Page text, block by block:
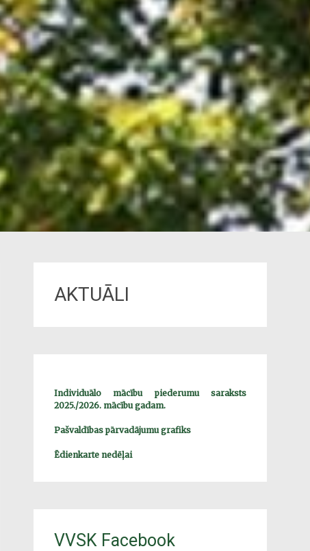
AKTUĀLI
Individuālo mācību piederumu saraksts
2025./2026. mācību gadam.
Pašvaldības pārvadājumu grafiks
Ēdienkarte nedēļai
VVSK Facebook